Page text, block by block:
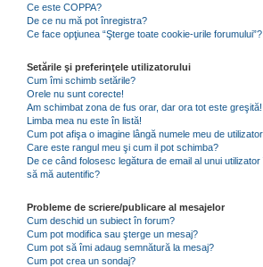
Ce este COPPA?
De ce nu mă pot înregistra?
Ce face opţiunea “Şterge toate cookie-urile forumului”?
Setările şi preferinţele utilizatorului
Cum îmi schimb setările?
Orele nu sunt corecte!
Am schimbat zona de fus orar, dar ora tot este greşită!
Limba mea nu este în listă!
Cum pot afişa o imagine lângă numele meu de
Care este rangul meu şi cum il pot schimba?
De ce când folosesc legătura de email al unui
să mă autentific?
Probleme de scriere/publicare al mesajelor
Cum deschid un subiect în forum?
Cum pot modifica sau şterge un mesaj?
Cum pot să îmi adaug semnătură la mesaj?
Cum pot crea un sondaj?